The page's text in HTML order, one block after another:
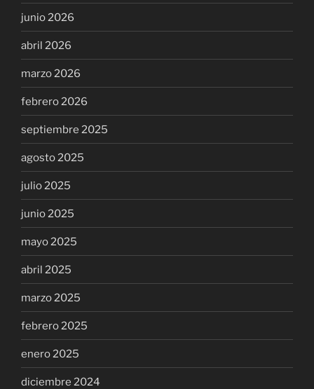
junio 2026
abril 2026
marzo 2026
febrero 2026
septiembre 2025
agosto 2025
julio 2025
junio 2025
mayo 2025
abril 2025
marzo 2025
febrero 2025
enero 2025
diciembre 2024